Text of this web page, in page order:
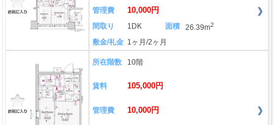
管理費 10,000円
間取り 1DK 面積 26.39m2
敷金/礼金 1ヶ月/2ヶ月
所在階数 10階
賃料 105,000円
管理費 10,000円